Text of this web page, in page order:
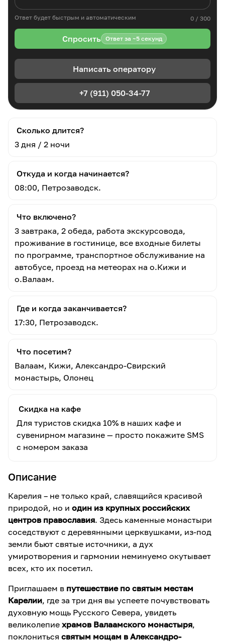
Ответ будет быстрым и автоматическим 0 / 300
Спросить Ответ за ~5 секунд
Написать оператору
+7 (911) 050-34-77
Сколько длится?
3 дня / 2 ночи
Откуда и когда начинается?
08:00, Петрозаводск.
Что включено?
3 завтрака, 2 обеда, работа экскурсовода,
проживание в гостинице, все входные билеты
по программе, транспортное обслуживание на
автобусе, проезд на метеорах на о.Кижи и
о.Валаам.
Где и когда заканчивается?
17:30, Петрозаводск.
Что посетим?
Валаам, Кижи, Александро-Свирский
монастырь, Олонец
Скидка на кафе
Для туристов скидка 10% в наших кафе и
сувенирном магазине — просто покажите SMS
с номером заказа
Описание
Карелия – не только край, славящийся красивой
природой, но и один из крупных российских
центров православия. Здесь каменные монастыри
соседствуют с деревянными церквушками, из-под
земли бьют святые источники, а дух
умиротворения и гармонии неминуемо окутывает
всех, кто их посетил.
Приглашаем в путешествие по святым местам
Карелии, где за три дня вы успеете почувствовать
духовную мощь Русского Севера, увидеть
великолепие храмов Валаамского монастыря,
поклониться святым мощам в Александро-